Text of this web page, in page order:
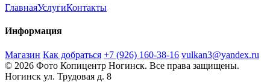
ГлавнаяУслугиКонтакты
Информация
Магазин Как добраться +7 (926) 160-38-16 vulkan3@yandex.ru
© 2026 Фото Копицентр Ногинск. Все права защищены.
Ногинск ул. Трудовая д. 8